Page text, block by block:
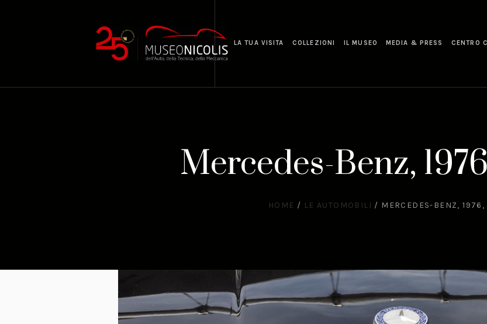
LA TUA VISITA COLLEZIONI IL MUSEO MEDIA & PRESS CENTRO
Mercedes-Benz,
HOME / LE AUTOMOBILI / MERCEDES-BENZ,